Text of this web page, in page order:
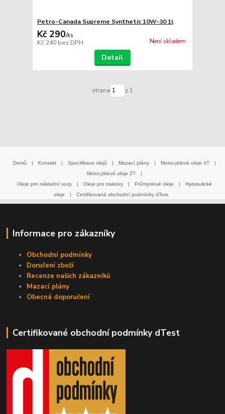
Petro-Canada Supreme Synthetic 10W-30 1l
Kč 290/ks
Kč 240 bez DPH Není skladem
Detail
strana z 1
Domů | Kontakt | Specifikace olejů | Mazací plány | Motocyklové oleje 4T
|
Motocyklové oleje 2T
|
Oleje pro nákladní vozy
| Oleje pro traktory | Průmyslové oleje |
Hydraulické
oleje
| Certifikované obchodní podmínky dTest
Informace pro zákazníky
Obchodní podmínky
Doručení zboží
Recenze našich zákazníků
Mazací plány
Obecná doporučení
Certifikované obchodní podmínky dTest